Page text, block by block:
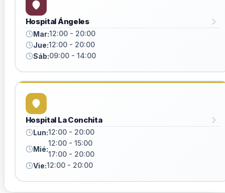
Hospital Ángeles
Mar:12:00 - 20:00
Jue:12:00 - 20:00
Sáb:09:00 - 14:00
Hospital La Conchita
Lun:12:00 - 20:00
Mié:
12:00 - 15:00
17:00 - 20:00
Vie:12:00 - 20:00